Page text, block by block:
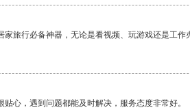
旅行必备神器，无论是看视频、玩游戏还是工作
心，遇到问题都能及时解决，服务态度非常好。